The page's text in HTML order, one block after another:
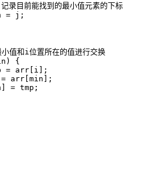
目前能找到的最小值元素的下标
= j;
和i位置所在的值进行交换
{
= arr[i];
arr[min];
= tmp;